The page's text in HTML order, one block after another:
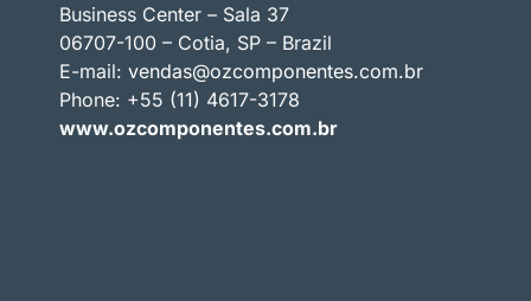
Business Center – Sala 37
06707-100 – Cotia, SP – Brazil
E-mail: vendas@ozcomponentes.com.br
Phone: +55 (11) 4617-3178
www.ozcomponentes.com.br